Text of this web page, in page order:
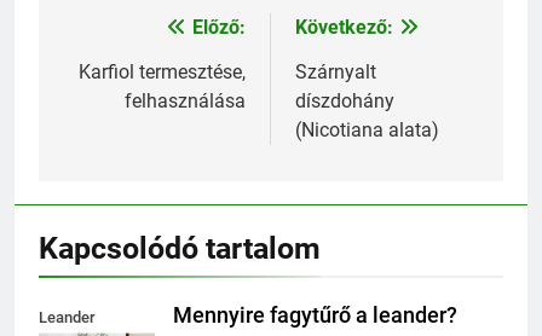
Bejegyzés
navigáció
Előző:
Karfiol termesztése,
felhasználása
Következő:
Szárnyalt
díszdohány
(Nicotiana alata)
Kapcsolódó tartalom
Leander
Mennyire fagytűrő a leander?